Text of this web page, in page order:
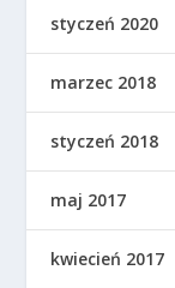
styczeń 2020
marzec 2018
styczeń 2018
maj 2017
kwiecień 2017